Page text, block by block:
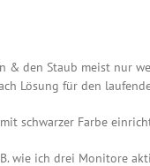
& den Staub meist nur
Lösung für den
schwarzer Farbe
wie ich drei Monitore